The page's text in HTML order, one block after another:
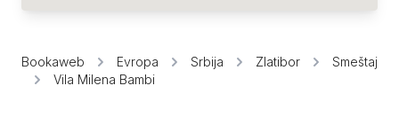
Bookaweb Evropa Srbija Zlatibor
Smeštaj
Vila Milena Bambi